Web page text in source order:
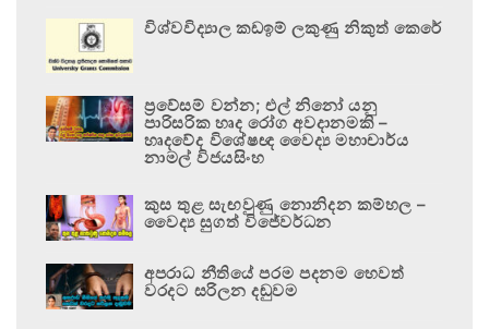
විශ්වවිද්‍යාල කඩඉම් ලකුණු නිකුත් කෙරේ
ප්‍රවේසම් වන්න; එල් නිනෝ යනු
පාරිසරික හෘද රෝග අවදානමකි –
හෘදවේද විශේෂඥ වෛද්‍ය මහාචාර්ය
නාමල් විජයසිංහ
කුස තුළ සැඟවුණු නොනිදන කම්හල –
වෛද්‍ය සුගත් විජේවර්ධන
අපරාධ නීතියේ පරම පදනම හෙවත්
වරදට සරිලන දඬුවම